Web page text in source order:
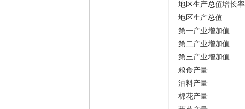
地区生产总值增长率
地区生产总值
第一产业增加值
第二产业增加值
第三产业增加值
粮食产量
油料产量
棉花产量